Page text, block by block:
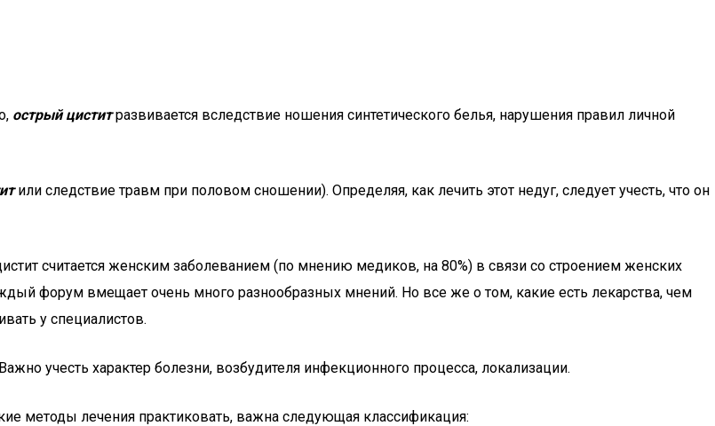
острый циститразвивается вследствие ношения синтетического белья, нарушения правил личной
или следствие травм при половом сношении). Определяя, как лечить этот недуг, следует учесть, что он
считается женским заболеванием (по мнению медиков, на 80%) в связи со строением женских
форум вмещает очень много разнообразных мнений. Но все же о том, какие есть лекарства, чем
у специалистов.
учесть характер болезни, возбудителя инфекционного процесса, локализации.
методы лечения практиковать, важна следующая классификация: